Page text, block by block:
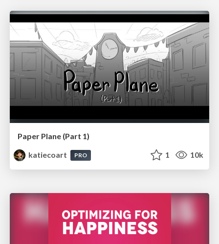
Paper Plane (Part 1)
katiecoart
PRO 1 10k